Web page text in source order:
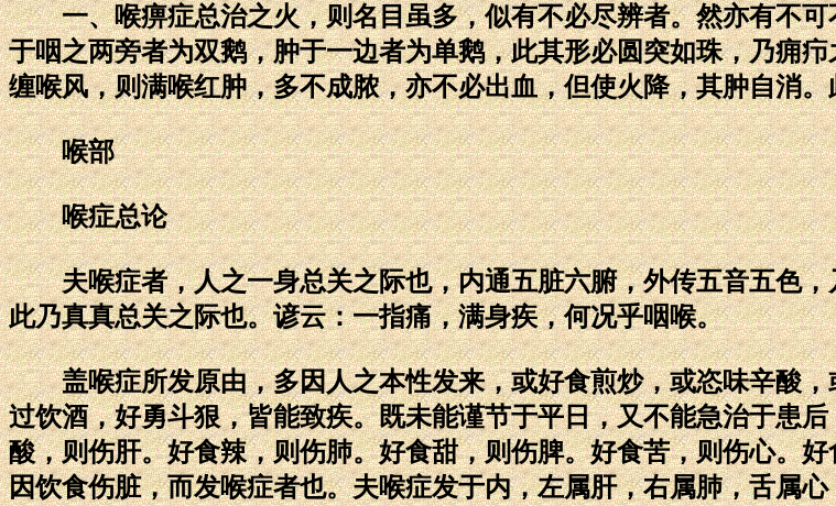
一、喉痹症总治之火，则名目虽多，似有不必尽辨者。然亦有不可
于咽之两旁者为双鹅，肿于一边者为单鹅，此其形必圆突如珠，乃痈
缠喉风，则满喉红肿，多不成脓，亦不必出血，但使火降，其肿自消
喉部
喉症总论
夫喉症者，人之一身总关之际也，内通五脏六腑，外传五音五色，
此乃真真总关之际也。谚云：一指痛，满身疾，何况乎咽喉。
盖喉症所发原由，多因人之本性发来，或好食煎炒，或恣味辛酸，
过饮酒，好勇斗狠，皆能致疾。既未能谨节于平日，又不能急治于患
酸，则伤肝。好食辣，则伤肺。好食甜，则伤脾。好食苦，则伤心。
因饮食伤脏，而发喉症者也。夫喉症发于内，左属肝，右属肺，舌属